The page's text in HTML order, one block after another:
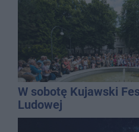
W sobotę Kujawski
Ludowej